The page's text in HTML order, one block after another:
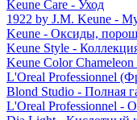
Keune Care - Уход
1922 by J.M. Keune -
Keune - Оксиды,
Keune Style -
Keune Color
L'Oreal Professionnel
Blond Studio - Полная
L'Oreal Professionnel -